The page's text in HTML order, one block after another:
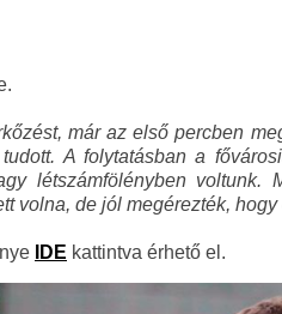
már az első percben
A folytatásban a
létszámfölényben
volna, de jól megérezték,
IDE kattintva érhető el.